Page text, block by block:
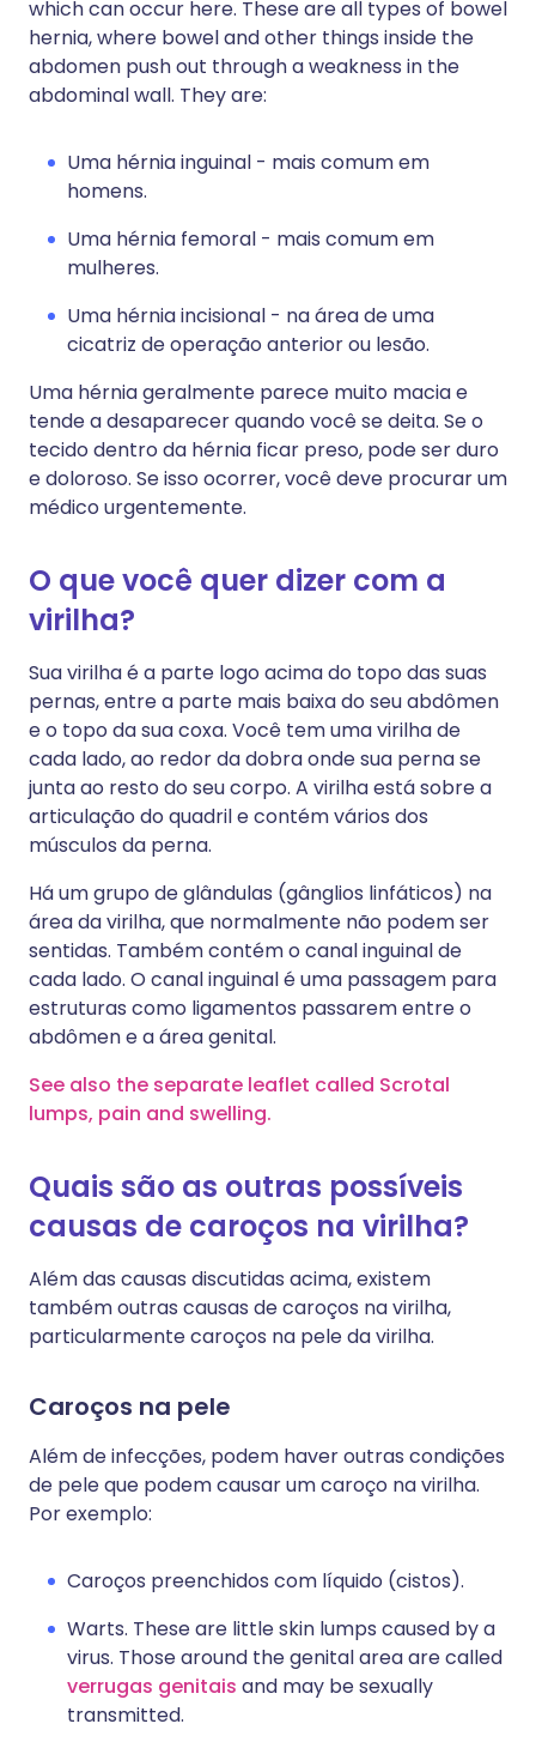
which can occur here. These are all types of bowel
hernia, where bowel and other things inside the
abdomen push out through a weakness in the
abdominal wall. They are:
Uma hérnia inguinal - mais comum em
homens.
Uma hérnia femoral - mais comum em
mulheres.
Uma hérnia incisional - na área de uma
cicatriz de operação anterior ou lesão.
Uma hérnia geralmente parece muito macia e
tende a desaparecer quando você se deita. Se o
tecido dentro da hérnia ficar preso, pode ser duro
e doloroso. Se isso ocorrer, você deve procurar um
médico urgentemente.
O que você quer dizer com a
virilha?
Sua virilha é a parte logo acima do topo das suas
pernas, entre a parte mais baixa do seu abdômen
e o topo da sua coxa. Você tem uma virilha de
cada lado, ao redor da dobra onde sua perna se
junta ao resto do seu corpo. A virilha está sobre a
articulação do quadril e contém vários dos
músculos da perna.
Há um grupo de glândulas (gânglios linfáticos) na
área da virilha, que normalmente não podem ser
sentidas. Também contém o canal inguinal de
cada lado. O canal inguinal é uma passagem para
estruturas como ligamentos passarem entre o
abdômen e a área genital.
See also the separate leaflet called Scrotal
lumps, pain and swelling.
Quais são as outras possíveis
causas de caroços na virilha?
Além das causas discutidas acima, existem
também outras causas de caroços na virilha,
particularmente caroços na pele da virilha.
Caroços na pele
Além de infecções, podem haver outras condições
de pele que podem causar um caroço na virilha.
Por exemplo:
Caroços preenchidos com líquido (cistos).
Warts. These are little skin lumps caused by a
virus. Those around the genital area are called
verrugas genitais and may be sexually
transmitted.